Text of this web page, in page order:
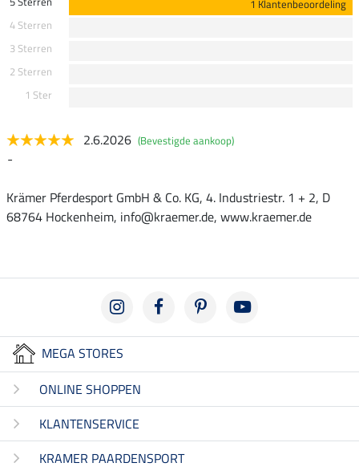
1 Klantenbeoordeling
4 Sterren
3 Sterren
2 Sterren
1 Ster
2.6.2026 (Bevestigde aankoop)
-
Krämer Pferdesport GmbH & Co. KG, 4. Industriestr. 1 + 2, D
68764 Hockenheim, info@kraemer.de, www.kraemer.de
MEGA STORES
ONLINE SHOPPEN
KLANTENSERVICE
KRAMER PAARDENSPORT